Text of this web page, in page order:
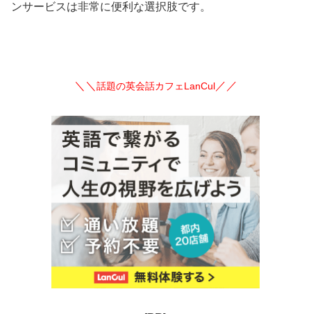
ンサービスは非常に便利な選択肢です。
＼＼ 話題の英会話カフェLanCul／／